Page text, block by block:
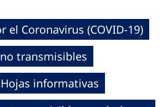
el Coronavirus ‎‎(COVID-19)‎
transmisibles
Hojas informativas